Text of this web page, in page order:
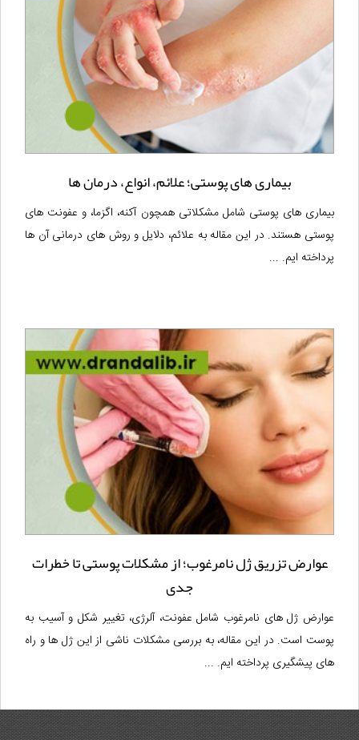
بیماری های پوستی؛ علائم، انواع، درمان ها
بیماری های پوستی شامل مشکلاتی همچون آکنه، اگزما، و عفونت های
پوستی هستند. در این مقاله به علائم، دلایل و روش های درمانی آن ها
پرداخته ایم. ...
عوارض تزریق ژل نامرغوب؛ از مشکلات پوستی تا خطرات
جدی
عوارض ژل های نامرغوب شامل عفونت، آلرژی، تغییر شکل و آسیب به
پوست است. در این مقاله، به بررسی مشکلات ناشی از این ژل ها و راه
های پیشگیری پرداخته ایم. ...